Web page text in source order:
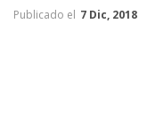
Publicado el 7 Dic, 2018